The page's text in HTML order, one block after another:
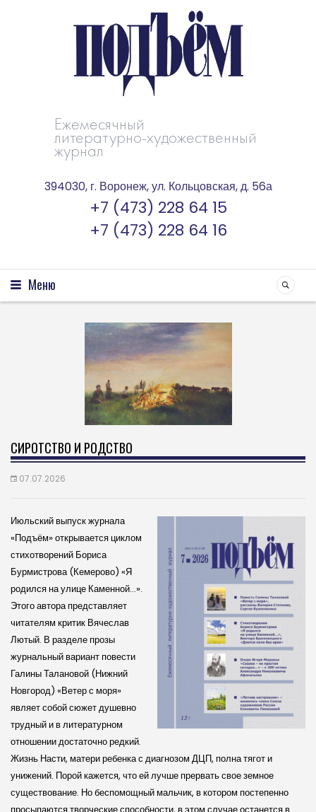
Ежемесячный
литературно-художественный
журнал
394030, г. Воронеж, ул. Кольцовская, д. 56а
+7 (473) 228 64 15
+7 (473) 228 64 16
Меню
СИРОТСТВО И РОДСТВО
07.07.2026
Июльский выпуск журнала
«Подъём» открывается циклом
стихотворений Бориса
Бурмистрова (Кемерово) «Я
родился на улице Каменной…».
Этого автора представляет
читателям критик Вячеслав
Лютый. В разделе прозы
журнальный вариант повести
Галины Талановой (Нижний
Новгород) «Ветер с моря»
являет собой сюжет душевно
трудный и в литературном
отношении достаточно редкий.
Жизнь Насти, матери ребенка с диагнозом ДЦП, полна тягот и
унижений. Порой кажется, что ей лучше прервать свое земное
существование. Но беспомощный мальчик, в котором постепенно